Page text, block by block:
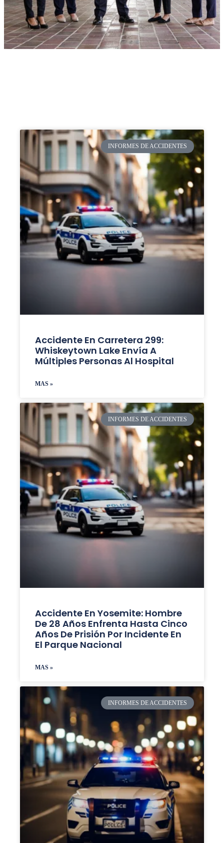
INFORMES DE ACCIDENTES
Accidente En Carretera 299:
Whiskeytown Lake Envía A
Múltiples Personas Al Hospital
MAS »
INFORMES DE ACCIDENTES
Accidente En Yosemite: Hombre
De 28 Años Enfrenta Hasta Cinco
Años De Prisión Por Incidente En
El Parque Nacional
MAS »
INFORMES DE ACCIDENTES